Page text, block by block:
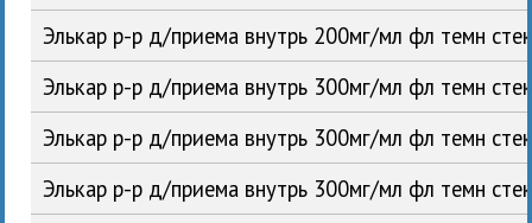
Элькар р-р д/приема внутрь 200мг/мл фл темн
Элькар р-р д/приема внутрь 300мг/мл фл темн
Элькар р-р д/приема внутрь 300мг/мл фл темн
Элькар р-р д/приема внутрь 300мг/мл фл темн